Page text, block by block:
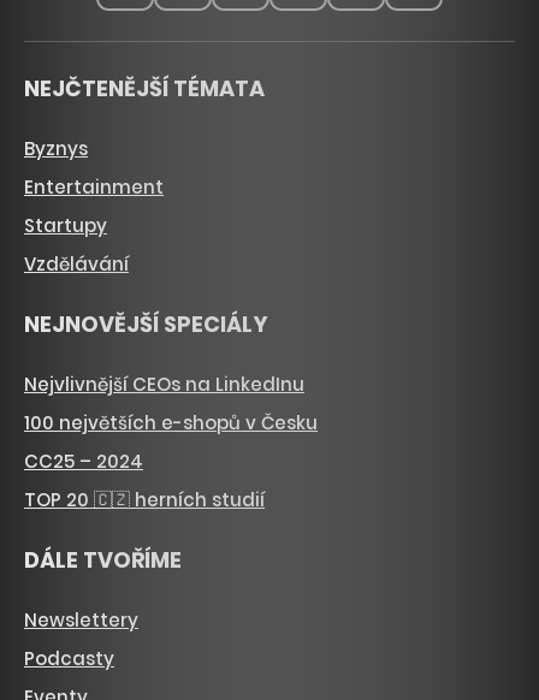
NEJČTENĚJŠÍ TÉMATA
Byznys
Entertainment
Startupy
Vzdělávání
NEJNOVĚJŠÍ SPECIÁLY
Nejvlivnější CEOs na LinkedInu
100 největších e-shopů v Česku
CC25 – 2024
TOP 20 🇨🇿 herních studií
DÁLE TVOŘÍME
Newslettery
Podcasty